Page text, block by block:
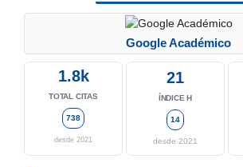
Google Académico
1.8k
TOTAL CITAS
738
desde 2021
21
ÍNDICE H
14
desde 2021